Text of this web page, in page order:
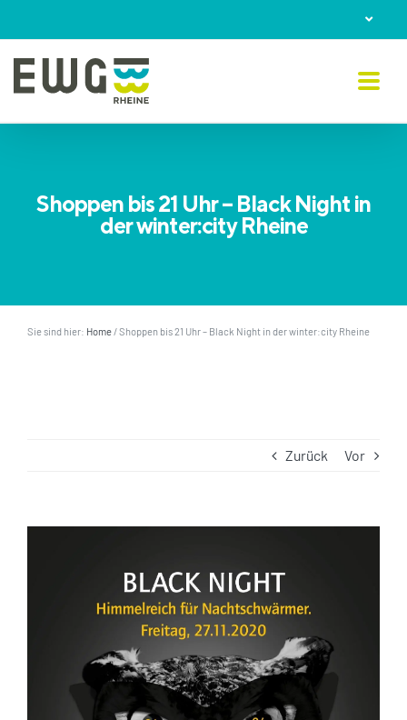
to
content
Shoppen bis 21 Uhr – Black Night in
der winter:city Rheine
Sie sind hier: Home/Shoppen bis 21 Uhr – Black Night in der winter:city Rheine
Zurück Vor